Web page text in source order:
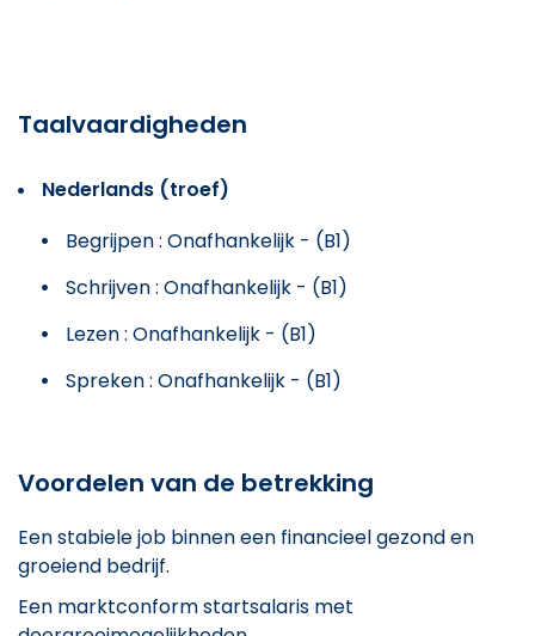
Taalvaardigheden
Nederlands (troef)
Begrijpen : Onafhankelijk - (B1)
Schrijven : Onafhankelijk - (B1)
Lezen : Onafhankelijk - (B1)
Spreken : Onafhankelijk - (B1)
Voordelen van de betrekking
Een stabiele job binnen een financieel gezond en
groeiend bedrijf.
Een marktconform startsalaris met